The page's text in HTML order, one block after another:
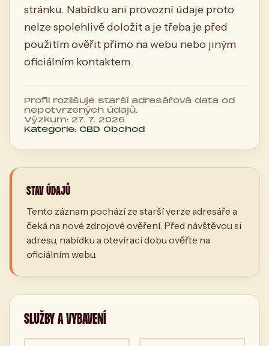
stránku. Nabídku ani provozní údaje proto
nelze spolehlivě doložit a je třeba je před
použitím ověřit přímo na webu nebo jiným
oficiálním kontaktem.
Profil rozlišuje starší adresářová data od
nepotvrzených údajů.
Výzkum: 27. 7. 2026
Kategorie: CBD Obchod
STAV ÚDAJŮ
Tento záznam pochází ze starší verze adresáře a
čeká na nové zdrojové ověření. Před návštěvou si
adresu, nabídku a otevírací dobu ověřte na
oficiálním webu.
SLUŽBY A VYBAVENÍ